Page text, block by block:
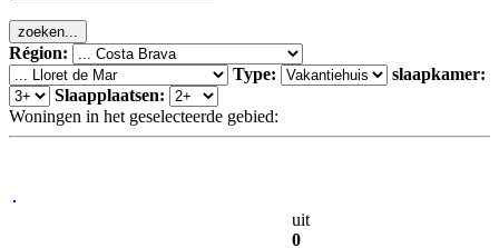
Région:
Type:
slaapkamer:
Slaapplaatsen:
Woningen in het geselecteerde gebied:
uit
0